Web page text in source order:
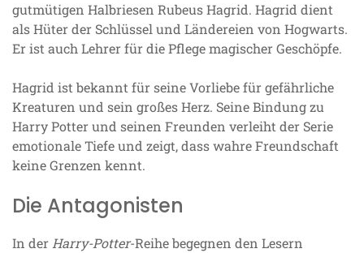
gutmütigen Halbriesen Rubeus Hagrid. Hagrid dient
als Hüter der Schlüssel und Ländereien von Hogwarts.
Er ist auch Lehrer für die Pflege magischer Geschöpfe.
Hagrid ist bekannt für seine Vorliebe für gefährliche
Kreaturen und sein großes Herz. Seine Bindung zu
Harry Potter und seinen Freunden verleiht der Serie
emotionale Tiefe und zeigt, dass wahre Freundschaft
keine Grenzen kennt.
Die Antagonisten
In der Harry-Potter-Reihe begegnen den Lesern